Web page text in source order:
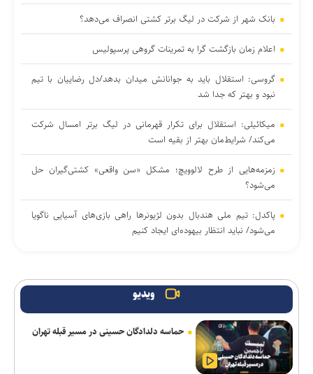
بانک شهر از شرکت در لیگ برتر کشتی انصراف می‌دهد؟
اعلام زمان بازگشت گرا به تمرینات گروهی پرسپولیس
گروسی: استقلال باید به جوانانش میدان بدهد/دل رضاییان با تیم
نبود و بهتر که جدا شد
میکائیلی: استقلال برای تکرار قهرمانی در لیگ برتر امسال شرکت
می‌کند/ شرایط‌مان بهتر از بقیه است
زمزمه‌هایی از طرح لالوویچ؛ مشکل «سن واقعی» کشتی‌گیران حل
می‌شود؟
پاکدل: تیم ملی هندبال بدون لژیونرها راهی بازی‌های آسیایی ناگویا
می‌شود/ نباید انتظار بیهوده‌ای ایجاد کنیم
مرزبان با تیم تمرین می‌کنند
ساخت‌وساز باید مشروط به صلاحیت علمی باشد
استارت دوباره همه ملی‌پوشان جهانی و بازی‌های آسیایی در کمپ
تیم‌های ملی؛ تذکر وزنی به نایب‌قهرمان جهان
ویدیو
حماسه دلدادگان حسینی در مسیر قبله تهران